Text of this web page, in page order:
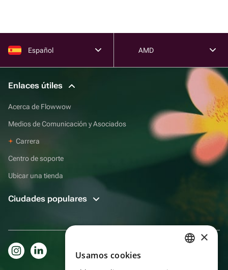
Español AMD
Enlaces útiles
Acerca de Flowwow
Medios de Comunicación y Asociados
Carrera
Centro de soporte
Ubicar una tienda
Ciudades populares
×
Usamos cookies